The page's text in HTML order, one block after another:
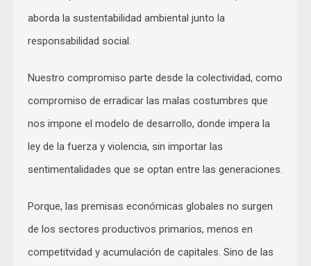
aborda la sustentabilidad ambiental junto la
responsabilidad social.
Nuestro compromiso parte desde la colectividad, como
compromiso de erradicar las malas costumbres que
nos impone el modelo de desarrollo, donde impera la
ley de la fuerza y violencia, sin importar las
sentimentalidades que se optan entre las generaciones.
Porque, las premisas económicas globales no surgen
de los sectores productivos primarios, menos en
competitvidad y acumulación de capitales. Sino de las